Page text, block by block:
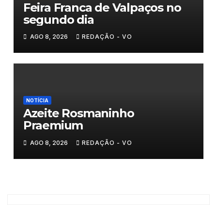
Feira Franca de Valpaços no
segundo dia
AGO 8, 2026 REDAÇÃO - VO
NOTÍCIA
Azeite Rosmaninho
Praemium
AGO 8, 2026 REDAÇÃO - VO